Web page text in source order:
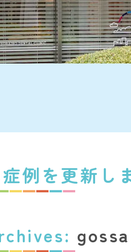
例を更新し
gossa